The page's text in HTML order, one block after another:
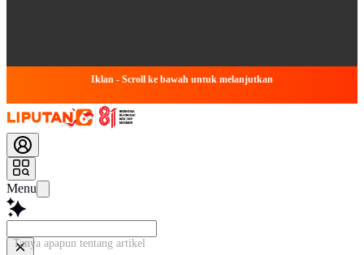
Iklan - Scroll ke bawah untuk melanjutkan
Menu
Tanya apapun tentang artikel ini...